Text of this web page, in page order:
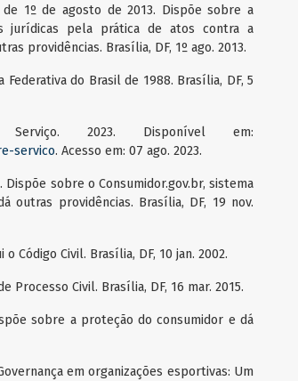
de 1º de agosto de 2013. Dispõe sobre a
jurídicas pela prática de atos contra a
providências. Brasília, DF, 1º ago. 2013.
do Brasil de 1988. Brasília, DF, 5
o Serviço. 2023. Disponível em:
servico. Acesso em: 07 ago. 2023.
Dispõe sobre o Consumidor.gov.br, sistema
providências. Brasília, DF, 19 nov.
Código Civil. Brasília, DF, 10 jan. 2002.
Processo Civil. Brasília, DF, 16 mar. 2015.
sobre a proteção do consumidor e dá
em organizações esportivas: Um